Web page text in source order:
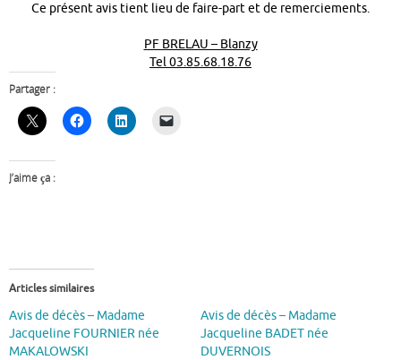
Ce présent avis tient lieu de faire-part et de remerciements.
PF BRELAU – Blanzy
Tel 03.85.68.18.76
Partager :
J’aime ça :
Articles similaires
Avis de décès – Madame
Jacqueline FOURNIER née
MAKALOWSKI
Avis de décès – Madame
Jacqueline BADET née
DUVERNOIS